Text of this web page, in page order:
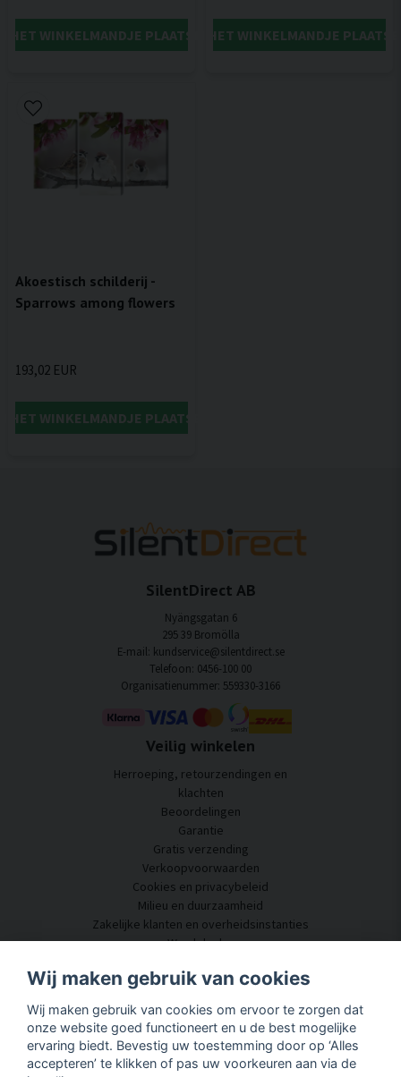
HET WINKELMANDJE PLAATSENIN HET WINKELMANDJE
Akoestisch schilderij -
Sparrows among flowers
193,02 EUR
HET WINKELMANDJE PLAATSEN
SilentDirect AB
Nyängsgatan 6
295 39 Bromölla
E-mail: kundservice@silentdirect.se
Telefoon: 0456-100 00
Organisatienummer: 559330-3166
Veilig winkelen
Herroeping, retourzendingen en
klachten
Beoordelingen
Garantie
Gratis verzending
Verkoopvoorwaarden
Cookies en privacybeleid
Milieu en duurzaamheid
Zakelijke klanten en overheidsinstanties
Word dealer
Klantenservice
Neem contact met ons op
Akoestisch advies
Montage en installatie
Vragen en antwoorden
Wij maken gebruik van cookies
Wij maken gebruik van cookies om ervoor te zorgen dat
onze website goed functioneert en u de best mogelijke
ervaring biedt. Bevestig uw toestemming door op ‘Alles
accepteren’ te klikken of pas uw voorkeuren aan via de